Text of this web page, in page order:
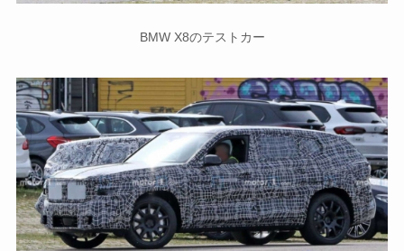
BMW X8のテストカー